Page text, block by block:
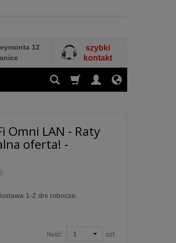
12
szybki
kontakt
Omni LAN - Raty
oferta! -
1-2 dni robocze.
Ilość: szt.